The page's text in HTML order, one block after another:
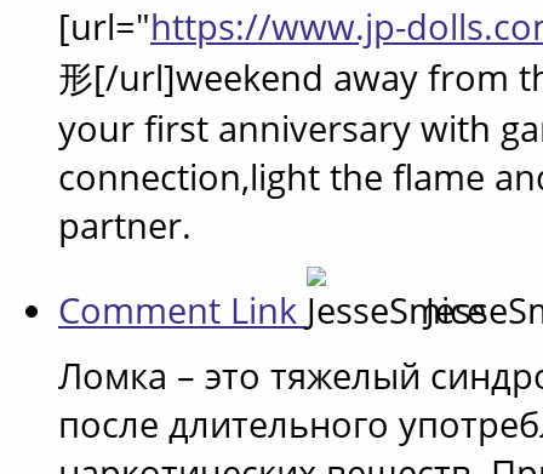
[url="https://www.jp-
形[/url]weekend away from
your first anniversary with
connection,light the flame
partner.
Comment Link
Ломка – это тяжелый
после длительного